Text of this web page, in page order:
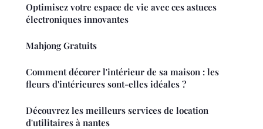
Optimisez votre espace de vie avec ces astuces
électroniques innovantes
Mahjong Gratuits
Comment décorer l'intérieur de sa maison : les
fleurs d'intérieures sont-elles idéales ?
Découvrez les meilleurs services de location
d'utilitaires à nantes